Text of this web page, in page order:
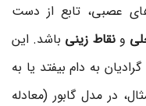
عصبی، تابع از دست
ونقاط زینی باشد. این
به دام بیفتد یا به
در مدل گابور (معادله